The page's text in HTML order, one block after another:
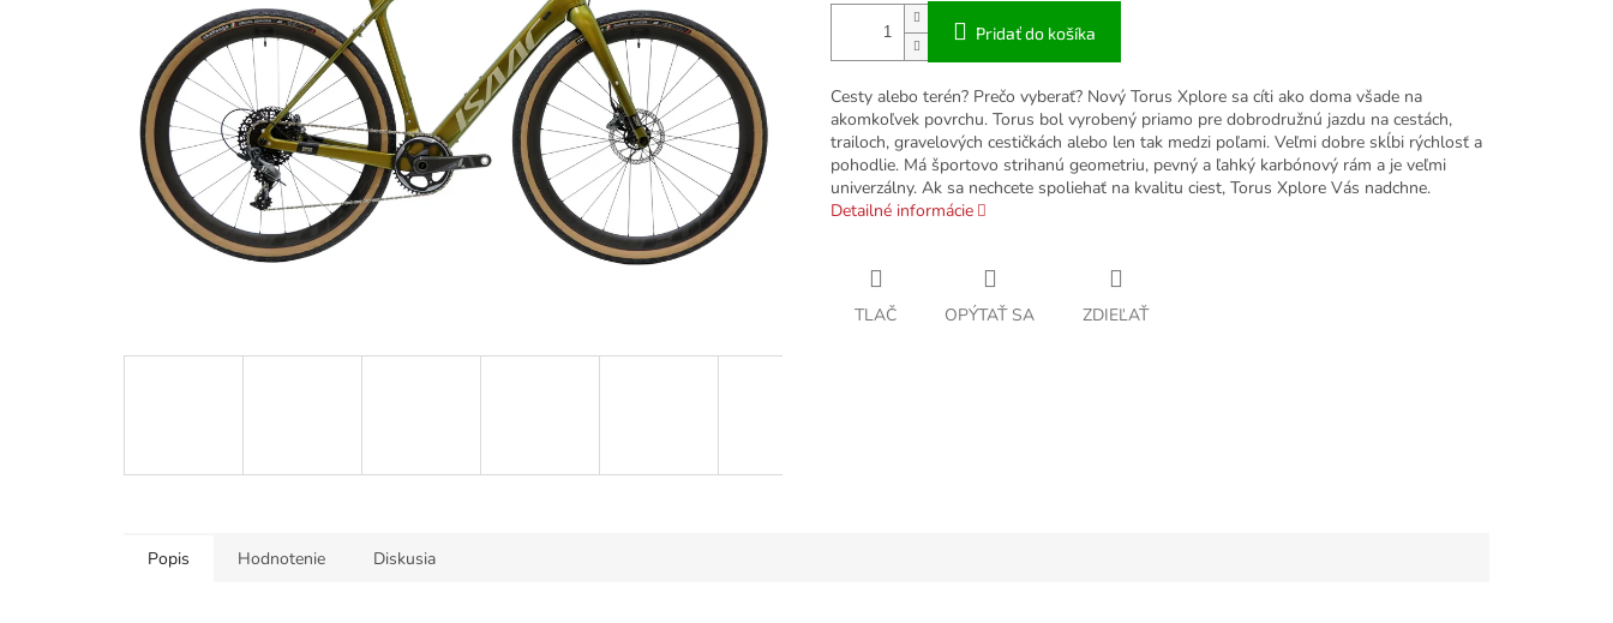
Pridať do košíka
Cesty alebo terén? Prečo vyberať? Nový Torus Xplore sa cíti ako doma všade na
akomkoľvek povrchu. Torus bol vyrobený priamo pre dobrodružnú jazdu na cestách,
trailoch, gravelových cestičkách alebo len tak medzi poľami. Veľmi dobre skĺbi rýchlosť a
pohodlie. Má športovo strihanú geometriu, pevný a ľahký karbónový rám a je veľmi
univerzálny. Ak sa nechcete spoliehať na kvalitu ciest, Torus Xplore Vás nadchne.
Detailné informácie
TLAČ OPÝTAŤ SA ZDIEĽAŤ
Popis Hodnotenie Diskusia